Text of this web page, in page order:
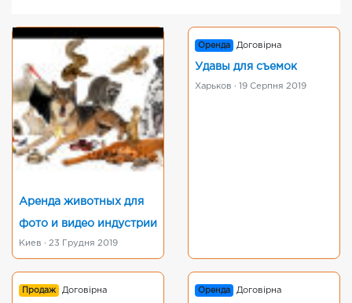
Аренда животных для
фото и видео индустрии
Киев · 23 Грудня 2019
Оренда Договірна
Удавы для съемок
Харьков · 19 Серпня 2019
Продаж Договірна Оренда Договірна